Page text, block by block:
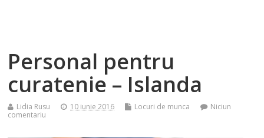
Personal pentru
curatenie – Islanda
Lidia Rusu 10 iunie 2016 Locuri de munca
Niciun
comentariu